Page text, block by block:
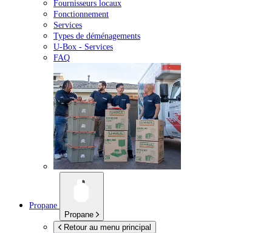
Fournisseurs locaux
Fonctionnement
Services
Types de déménagements
U-Box - Services
FAQ
Propane
Propane
Retour au menu principal